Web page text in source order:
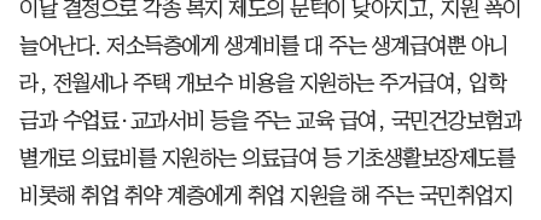
이날 결정으로 각종 복지 제도의 문턱이 낮아지고, 지원 폭이
늘어난다. 저소득층에게 생계비를 대 주는 생계급여뿐 아니
라, 전월세나 주택 개보수 비용을 지원하는 주거급여, 입학
금과 수업료·교과서비 등을 주는 교육 급여, 국민건강보험과
별개로 의료비를 지원하는 의료급여 등 기초생활보장제도를
비롯해 취업 취약 계층에게 취업 지원을 해 주는 국민취업지